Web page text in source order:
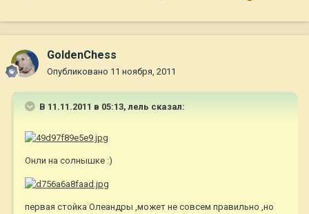
GoldenChess
Опубликовано 11 ноября, 2011
В 11.11.2011 в 05:13, лель сказал:
Онли на солнышке :)
первая стойка Олеандры ,может не совсем правильно ,но